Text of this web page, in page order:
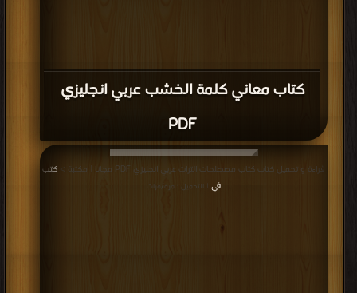
كتاب معاني كلمة الخشب عربي انجليزي
PDF
قراءة و تحميل كتاب كتاب مصطلحات التراث عربي انجليزي PDF مجانا | مكتبة >
كتب
في
| التحميل : مرة/مرات